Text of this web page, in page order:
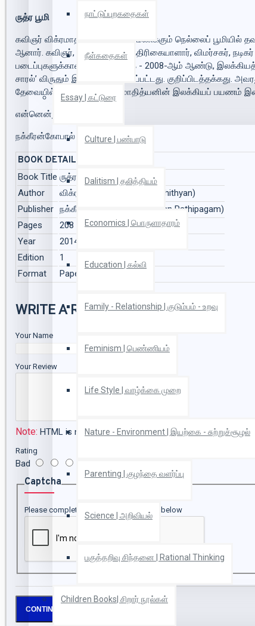
நாட்டுப்புறகதைகள்
நீள்கதைகள்
Essay | கட்டுரை
Culture | பண்பாடு
Dalitism | தலித்தியம்
Economics | பொருளாதாரம்
Education | கல்வி
Family - Relationship | குடும்பம் - உறவு
Feminism | பெண்ணியம்
Life Style | வாழ்க்கை முறை
Nature - Environment | இயற்கை - சுற்றுச்சூழல்
Parenting | குழந்தை வளர்ப்பு
Science | அறிவியல்
பகுத்தறிவு சிந்தனை | Rational Thinking
Children Books| சிறார் நூல்கள்
ருத்ர பூமி
கவிஞர் விக்ரமாதித்யன் - சொதி மணக்கும் நெல்லைப் பூமியில்
ஆனார். கவிஞர், எழுத்தாளார், பத்திரிகையாளார், விமர்சகர்,
படைப்புகளுக்கான அங்கீகாரமாக - 2008-ஆம் ஆண்டு,
சாரல்’ விருதும் இவருக்கு வழங்கப்பட்டது. குறிப்பிடத்தக்கது.
தேவையில்லை.
கவிஞர் விக்ரமாதித்யனின் இலக்கியப் பயணம்
என்னென்றும் உங்கள்
நக்கீரன்கோபால்
BOOK DETAILS
Book Title ருத்ர பூமி (Ruthra Boomi)
Author
விக்ரமாதித்யன் (Vikramaadhithyan)
Publisher நக்கீரன் பதிப்பகம் (Nakkeeran Pathipagam)
Pages
208
Year
2014
Edition
1
Format
Paper Back
WRITE A REVIEW
Your Name
Your Review
Note: HTML is not translated!
Rating
Bad
Captcha
Please complete the captcha validation below
CONTINUE